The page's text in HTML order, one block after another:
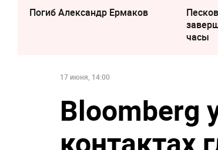
Погиб Александр Ермаков
часы
17 июня, 14:00
Bloomberg